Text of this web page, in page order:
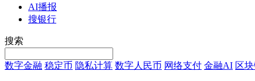
AI播报
搜银行
搜索
数字金融 稳定币 隐私计算 数字人民币 网络支付 金融AI 区